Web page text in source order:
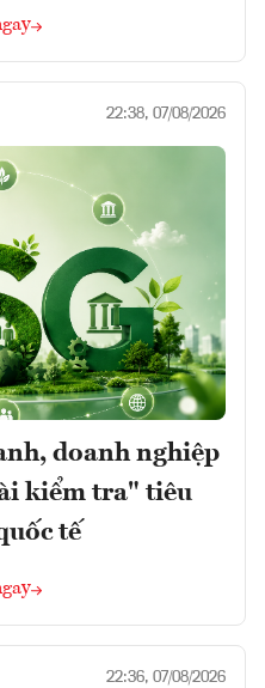
22:38, 07/08/2026
doanh nghiệp
kiểm tra" tiêu
tế
22:36, 07/08/2026